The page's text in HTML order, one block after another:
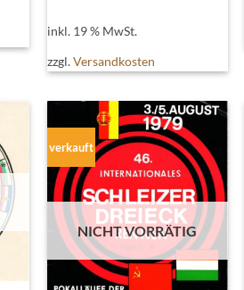
inkl. 19 % MwSt.
zzgl.Versandkosten
verkauft
NICHT VORRÄTIG